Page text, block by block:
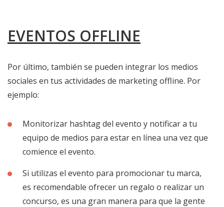
EVENTOS OFFLINE
Por último, también se pueden integrar los medios
sociales en tus actividades de marketing offline. Por
ejemplo:
Monitorizar hashtag del evento y notificar a tu
equipo de medios para estar en línea una vez que
comience el evento.
Si utilizas el evento para promocionar tu marca,
es recomendable ofrecer un regalo o realizar un
concurso, es una gran manera para que la gente